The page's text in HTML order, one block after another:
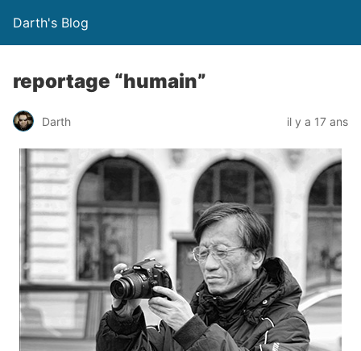
Darth's Blog
reportage “humain”
Darth il y a 17 ans